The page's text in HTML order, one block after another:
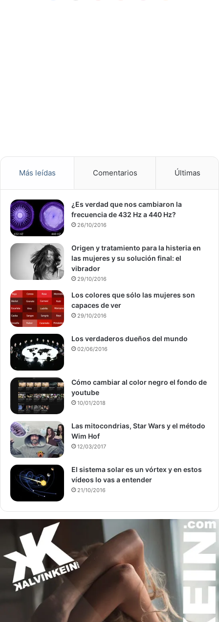
Más leídas Comentarios Últimas
¿Es verdad que nos cambiaron la
frecuencia de 432 Hz a 440 Hz?
26/10/2016
Origen y tratamiento para la histeria en
las mujeres y su solución final: el
vibrador
29/10/2016
Los colores que sólo las mujeres son
capaces de ver
29/10/2016
Los verdaderos dueños del mundo
02/06/2016
Cómo cambiar al color negro el fondo de
youtube
10/01/2018
Las mitocondrias, Star Wars y el método
Wim Hof
12/03/2017
El sistema solar es un vórtex y en estos
vídeos lo vas a entender
21/10/2016